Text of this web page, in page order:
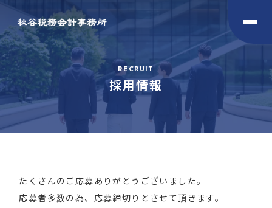
RECRUIT
採用情報
たくさんのご応募ありがとうございました。
応募者多数の為、応募締切りとさせて頂きます。